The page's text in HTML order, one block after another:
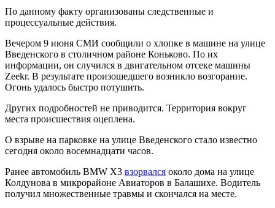
По данному факту организованы следственные и
процессуальные действия.
Вечером 9 июня СМИ сообщили о хлопке в машине на улице
Введенского в столичном районе Коньково. По их
информации, он случился в двигательном отсеке машины
Zeekr. В результате произошедшего возникло возгорание.
Огонь удалось быстро потушить.
Других подробностей не приводится. Территория вокруг
места происшествия оцеплена.
О взрыве на парковке на улице Введенского стало известно
сегодня около восемнадцати часов.
Ранее автомобиль BMW X3 взорвался около дома на улице
Колдунова в микрорайоне Авиаторов в Балашихе. Водитель
получил множественные травмы и скончался на месте.